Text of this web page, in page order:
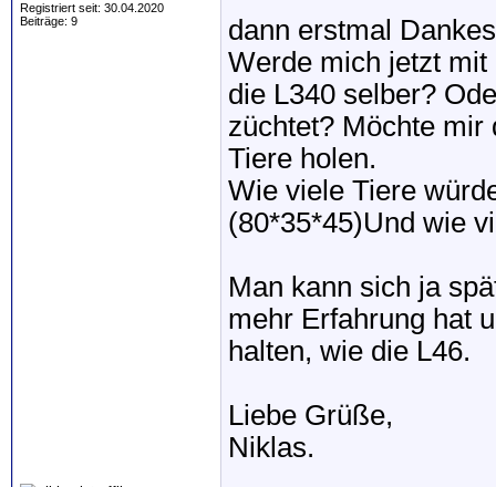
Registriert seit: 30.04.2020
Beiträge: 9
dann erstmal
Werde mich jetzt mit
die L340 selber?
züchtet? Möchte mir
Tiere holen.
Wie viele Tiere
(80*35*45)Und wie
Man kann sich ja
mehr Erfahrung hat
halten, wie die L46.
Liebe Grüße,
Niklas.